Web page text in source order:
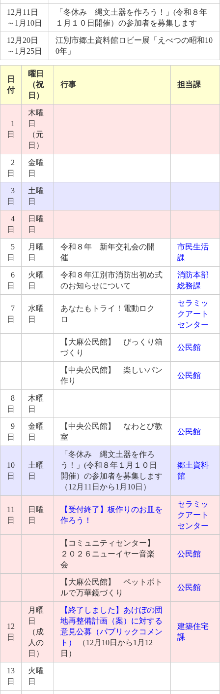
12月11日
～1月10日
「冬休み 縄文土器を作ろう！」(令和８年
１月１０日開催）の参加者を募集します
12月20日
～1月25日
江別市郷土資料館ロビー展「えべつの昭和10
0年」
日
付
曜日
（祝
日）
行事 担当課
1
日
木曜
日
（元
日）
2
日
金曜
日
3
日
土曜
日
4
日
日曜
日
5
日
月曜
日
令和８年 新年交礼会の開
催
市民生活
課
6
日
火曜
日
令和８年江別市消防出初め式
のお知らせについて
消防本部
総務課
7
日
水曜
日
あなたもトライ！電動ロク
ロ
セラミッ
クアート
センター
【大麻公民館】 びっくり箱
づくり
公民館
【中央公民館】 楽しいパン
作り
公民館
8
日
木曜
日
9
日
金曜
日
【中央公民館】 なわとび教
室
公民館
10
日
土曜
日
「冬休み 縄文土器を作ろ
う！」(令和８年１月１０日
開催）の参加者を募集します
（12月11日から1月10日）
郷土資料
館
11
日
日曜
日
【受付終了】板作りのお皿を
作ろう！
セラミッ
クアート
センター
【コミュニティセンター】
２０２６ニューイヤー音楽
会
公民館
【大麻公民館】 ペットボト
ルで万華鏡づくり
公民館
12
日
月曜
日
（成
人の
日）
【終了しました】あけぼの団
地再整備計画（案）に対する
意見公募（パブリックコメン
ト）
（12月10日から1月12
日）
建築住宅
課
13
日
火曜
日